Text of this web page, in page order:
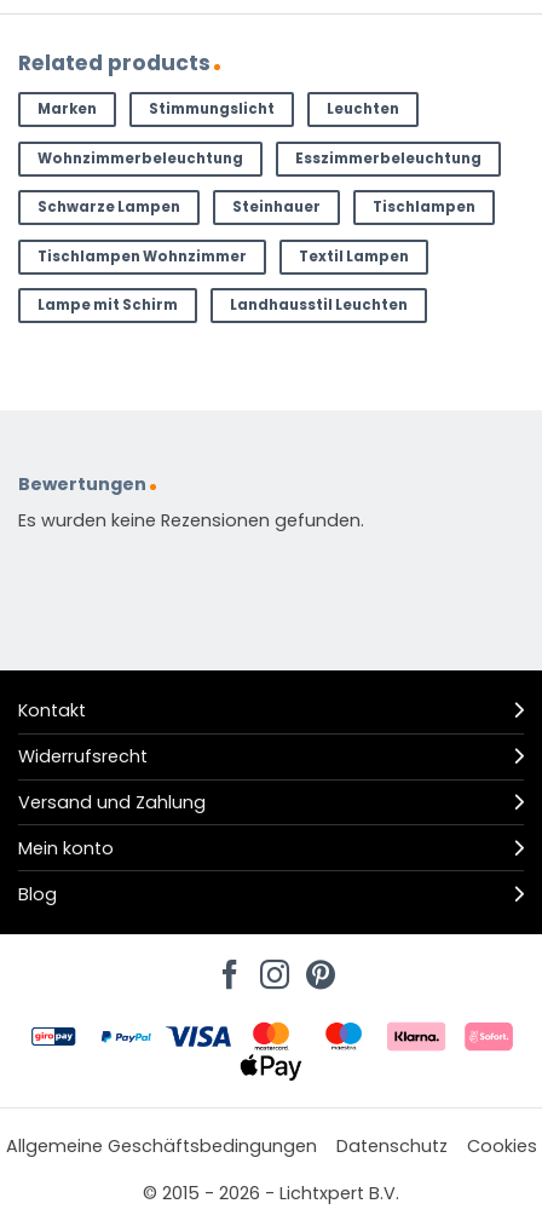
Related products
Marken Stimmungslicht Leuchten
Wohnzimmerbeleuchtung Esszimmerbeleuchtung
Schwarze Lampen Steinhauer Tischlampen
Tischlampen Wohnzimmer Textil Lampen
Lampe mit Schirm Landhausstil Leuchten
Bewertungen
Es wurden keine Rezensionen gefunden.
Kontakt
Widerrufsrecht
Versand und Zahlung
Mein konto
Blog
Allgemeine Geschäftsbedingungen Datenschutz
Cookies
© 2015 - 2026 - Lichtxpert B.V.